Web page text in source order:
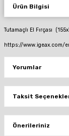
Ürün Bilgisi
Tutamaçlı El Fırçası
https://www.igeax.com/
Yorumlar
Taksit
Önerileriniz